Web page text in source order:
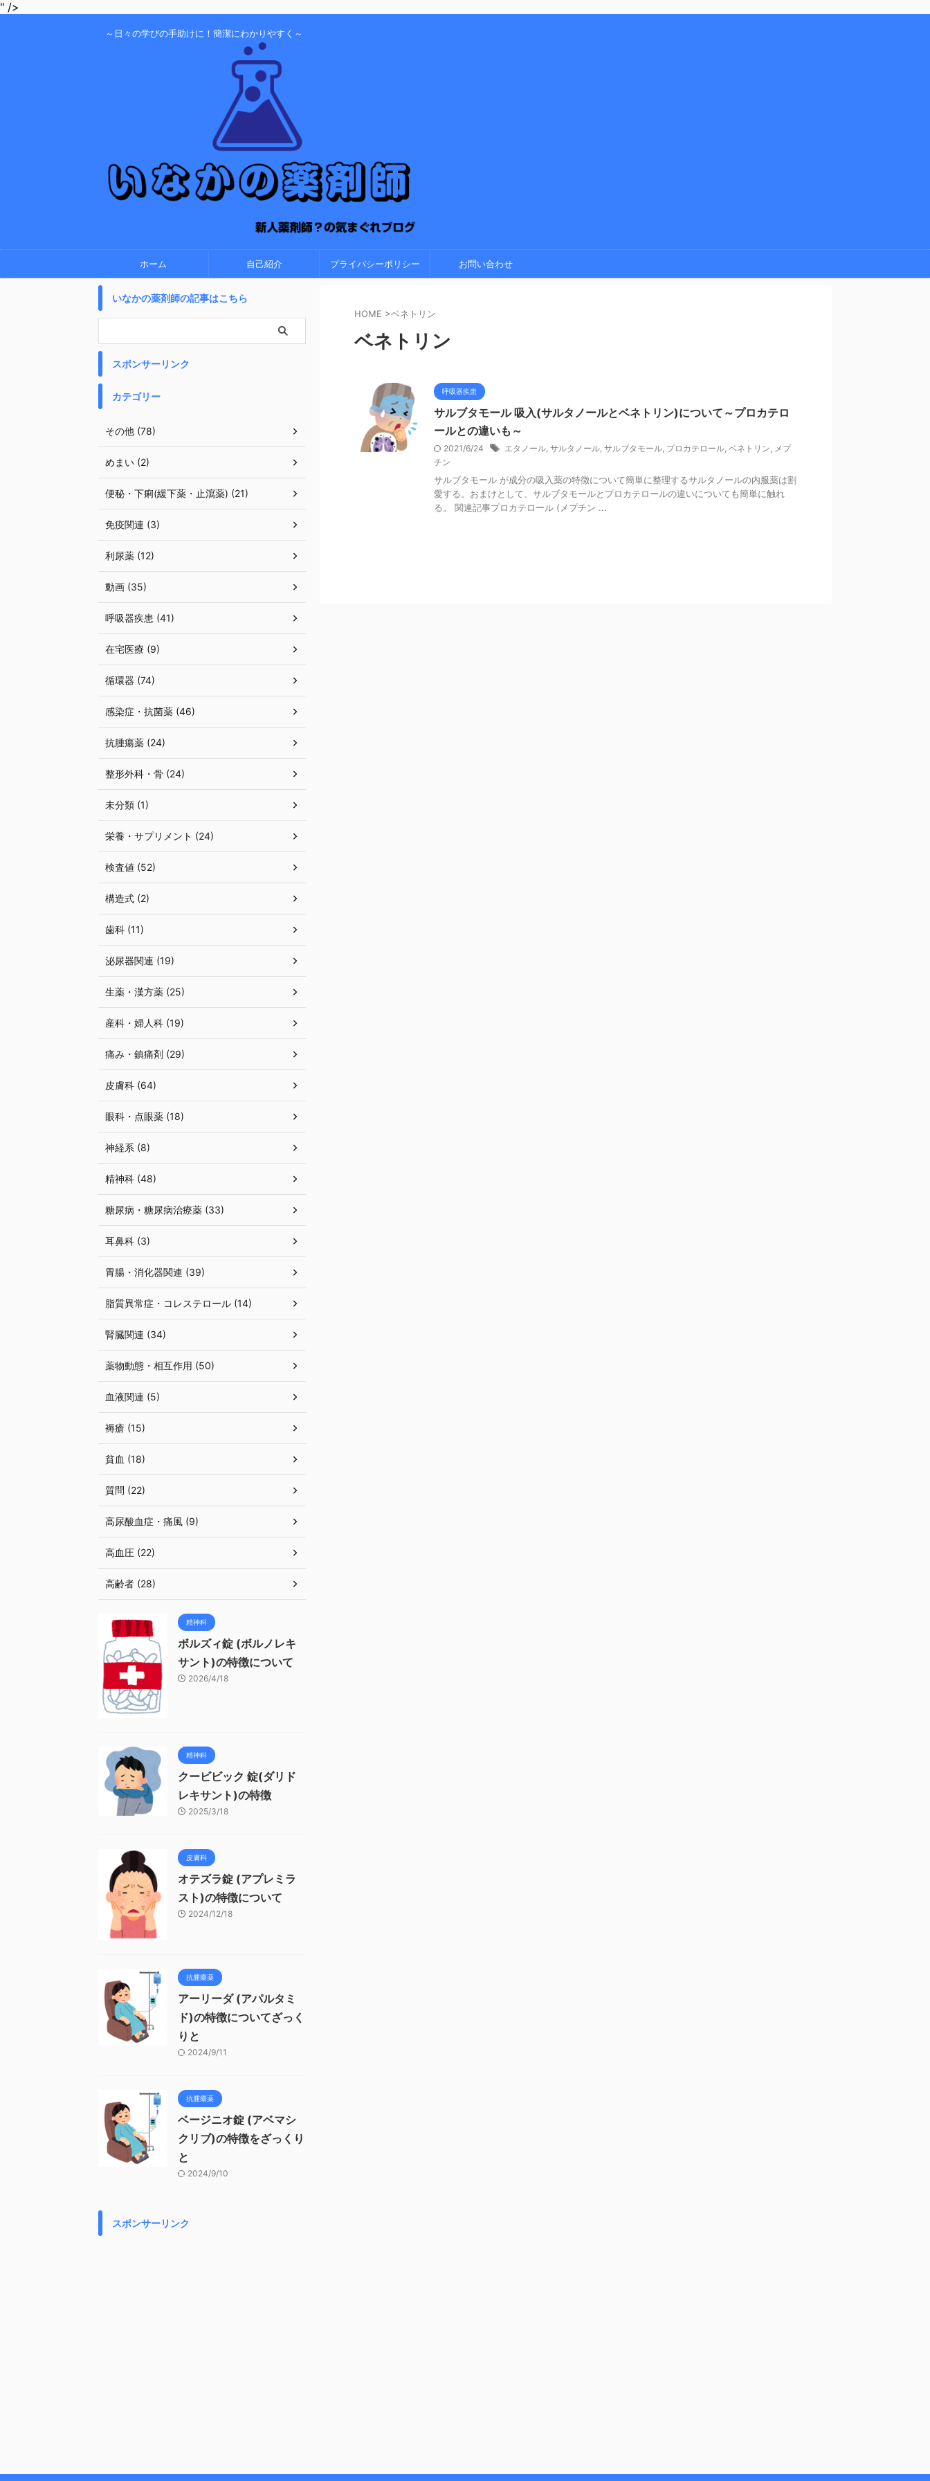
" />
～日々の学びの手助けに！簡潔にわかりやすく～
ホーム 自己紹介 プライバシーポリシー お問い合わせ
HOME >ベネトリン
ベネトリン
呼吸器疾患
サルブタモール 吸入(サルタノールとベネトリン)について～プロカテロ
ールとの違いも～
2021/6/24 エタノール, サルタノール, サルブタモール, プロカテロール, ベネトリン, メプ
チン
サルブタモール が成分の吸入薬の特徴について簡単に整理するサルタノールの内服薬は割
愛する。おまけとして、サルブタモールとプロカテロールの違いについても簡単に触れ
る。 関連記事プロカテロール (メプチン ...
いなかの薬剤師の記事はこちら
スポンサーリンク
カテゴリー
その他 (78)
めまい (2)
便秘・下痢(緩下薬・止瀉薬) (21)
免疫関連 (3)
利尿薬 (12)
動画 (35)
呼吸器疾患 (41)
在宅医療 (9)
循環器 (74)
感染症・抗菌薬 (46)
抗腫瘍薬 (24)
整形外科・骨 (24)
未分類 (1)
栄養・サプリメント (24)
検査値 (52)
構造式 (2)
歯科 (11)
泌尿器関連 (19)
生薬・漢方薬 (25)
産科・婦人科 (19)
痛み・鎮痛剤 (29)
皮膚科 (64)
眼科・点眼薬 (18)
神経系 (8)
精神科 (48)
糖尿病・糖尿病治療薬 (33)
耳鼻科 (3)
胃腸・消化器関連 (39)
脂質異常症・コレステロール (14)
腎臓関連 (34)
薬物動態・相互作用 (50)
血液関連 (5)
褥瘡 (15)
貧血 (18)
質問 (22)
高尿酸血症・痛風 (9)
高血圧 (22)
高齢者 (28)
精神科
ボルズィ錠 (ボルノレキ
サント)の特徴について
2026/4/18
精神科
クービビック 錠(ダリド
レキサント)の特徴
2025/3/18
皮膚科
オテズラ錠 (アプレミラ
スト)の特徴について
2024/12/18
抗腫瘍薬
アーリーダ (アパルタミ
ド)の特徴についてざっく
りと
2024/9/11
抗腫瘍薬
ベージニオ錠 (アベマシ
クリブ)の特徴をざっくり
と
2024/9/10
スポンサーリンク